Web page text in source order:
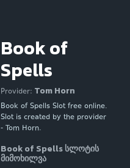
Book of
Spells
Provider: Tom Horn
Book of Spells Slot free online.
Slot is created by the provider
- Tom Horn.
Book of Spells სლოტის
მიმოხილვა